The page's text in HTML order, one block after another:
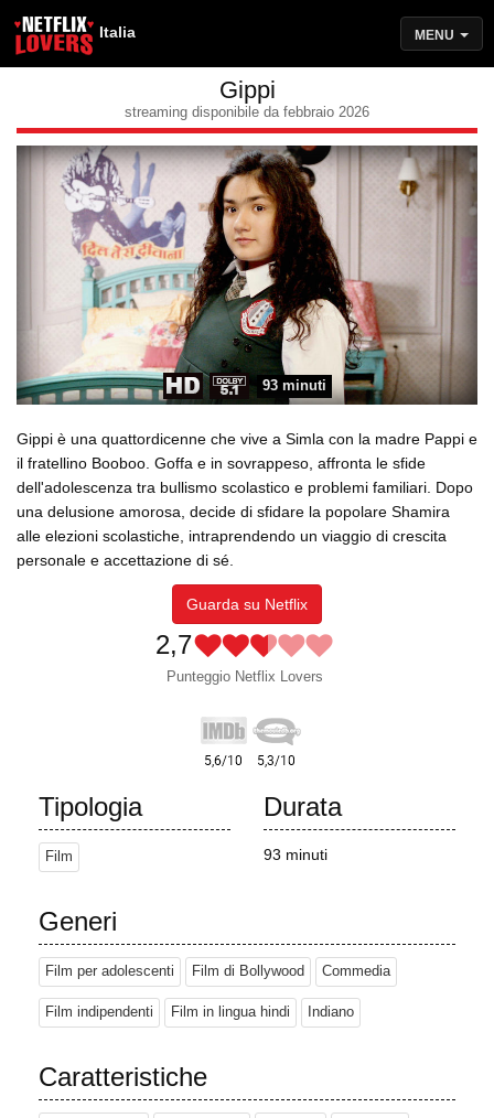
Italia MENU
Gippi
streaming disponibile da febbraio 2026
93 minuti
Gippi è una quattordicenne che vive a Simla con la madre Pappi e
il fratellino Booboo. Goffa e in sovrappeso, affronta le sfide
dell'adolescenza tra bullismo scolastico e problemi familiari. Dopo
una delusione amorosa, decide di sfidare la popolare Shamira
alle elezioni scolastiche, intraprendendo un viaggio di crescita
personale e accettazione di sé.
Guarda su Netflix
2,7
Punteggio Netflix Lovers
Tipologia
Film
Durata
93 minuti
Generi
Film per adolescenti Film di Bollywood Commedia
Film indipendenti Film in lingua hindi Indiano
Caratteristiche